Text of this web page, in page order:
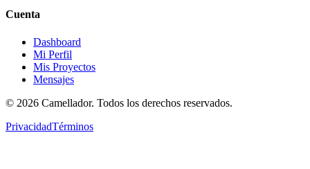
Cuenta
Dashboard
Mi Perfil
Mis Proyectos
Mensajes
© 2026 Camellador. Todos los derechos reservados.
PrivacidadTérminos